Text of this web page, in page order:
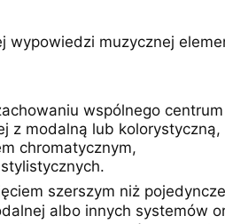
wypowiedzi muzycznej
wspólnego
z modalną lub kolorystyczną,
chromatycznym,
szerszym niż
albo innych systemów